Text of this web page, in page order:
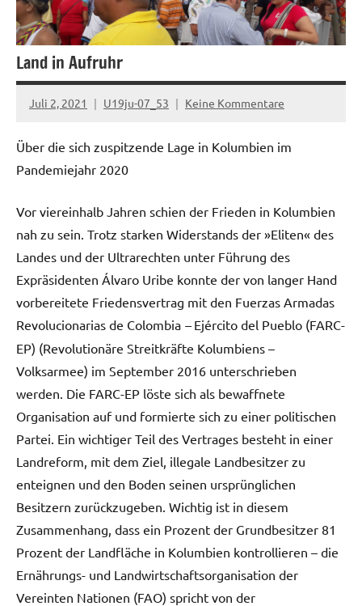
Land in Aufruhr
Juli 2, 2021 U19ju-07_53 Keine Kommentare
Über die sich zuspitzende Lage in Kolumbien im
Pandemiejahr 2020
Vor viereinhalb Jahren schien der Frieden in Kolumbien
nah zu sein. Trotz starken Widerstands der »Eliten« des
Landes und der Ultrarechten unter Führung des
Expräsidenten Álvaro Uribe konnte der von langer Hand
vorbereitete Friedensvertrag mit den Fuerzas Armadas
Revolucionarias de Colombia –Ejército del Pueblo (FARC-
EP) (Revolutionäre Streitkräfte Kolumbiens –
Volksarmee) im September 2016 unterschrieben
werden. Die FARC-EP löste sich als bewaffnete
Organisation auf und formierte sich zu einer politischen
Partei. Ein wichtiger Teil des Vertrages besteht in einer
Landreform, mit dem Ziel, illegale Landbesitzer zu
enteignen und den Boden seinen ursprünglichen
Besitzern zurückzugeben. Wichtig ist in diesem
Zusammenhang, dass ein Prozent der Grundbesitzer 81
Prozent der Landfläche in Kolumbien kontrollieren – die
Ernährungs- und Landwirtschaftsorganisation der
Vereinten Nationen (FAO) spricht von der